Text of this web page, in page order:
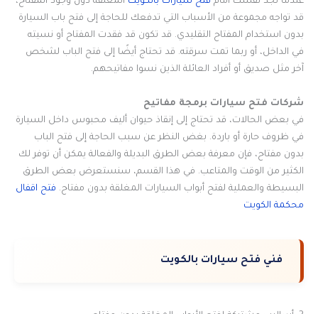
قد تواجه مجموعة من الأسباب التي تدفعك للحاجة إلى فتح باب السيارة
بدون استخدام المفتاح التقليدي. قد تكون قد فقدت المفتاح أو نسيته
في الداخل، أو ربما تمت سرقته. قد تحتاج أيضًا إلى فتح الباب لشخص
آخر مثل صديق أو أفراد العائلة الذين نسوا مفاتيحهم.
شركات فتح سيارات برمجة مفاتيح
في بعض الحالات، قد تحتاج إلى إنقاذ حيوان أليف محبوس داخل السيارة
في ظروف حارة أو باردة. بغض النظر عن سبب الحاجة إلى فتح الباب
بدون مفتاح، فإن معرفة بعض الطرق البديلة والفعالة يمكن أن توفر لك
الكثير من الوقت والمتاعب. في هذا القسم، سنستعرض بعض الطرق
البسيطة والعملية لفتح أبواب السيارات المغلقة بدون مفتاح. فتح اقفال
محكمة الكويت
فني فتح سيارات بالكويت